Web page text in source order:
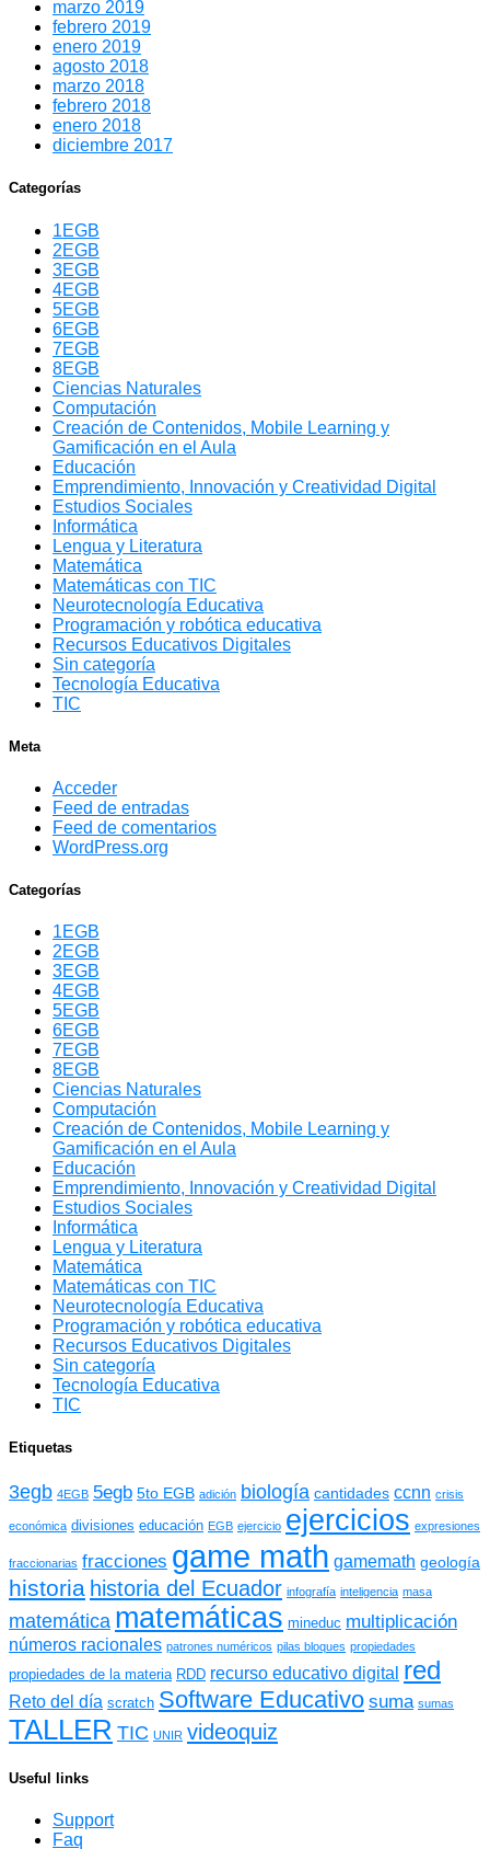
marzo 2019
febrero 2019
enero 2019
agosto 2018
marzo 2018
febrero 2018
enero 2018
diciembre 2017
Categorías
1EGB
2EGB
3EGB
4EGB
5EGB
6EGB
7EGB
8EGB
Ciencias Naturales
Computación
Creación de Contenidos, Mobile Learning y
Gamificación en el Aula
Educación
Emprendimiento, Innovación y Creatividad Digital
Estudios Sociales
Informática
Lengua y Literatura
Matemática
Matemáticas con TIC
Neurotecnología Educativa
Programación y robótica educativa
Recursos Educativos Digitales
Sin categoría
Tecnología Educativa
TIC
Meta
Acceder
Feed de entradas
Feed de comentarios
WordPress.org
Categorías
1EGB
2EGB
3EGB
4EGB
5EGB
6EGB
7EGB
8EGB
Ciencias Naturales
Computación
Creación de Contenidos, Mobile Learning y
Gamificación en el Aula
Educación
Emprendimiento, Innovación y Creatividad Digital
Estudios Sociales
Informática
Lengua y Literatura
Matemática
Matemáticas con TIC
Neurotecnología Educativa
Programación y robótica educativa
Recursos Educativos Digitales
Sin categoría
Tecnología Educativa
TIC
Etiquetas
3egb 4EGB 5egb 5to EGB adición biología cantidades ccnn crisis
económica divisiones educación EGB ejercicio ejercicios expresiones
fraccionarias fracciones game math gamemath geología
historia historia del Ecuador infografía inteligencia masa
matemática matemáticas mineduc multiplicación
números racionales patrones numéricos pilas bloques propiedades
propiedades de la materia RDD recurso educativo digital red
Reto del día scratch Software Educativo suma sumas
TALLER TIC UNIR videoquiz
Useful links
Support
Faq